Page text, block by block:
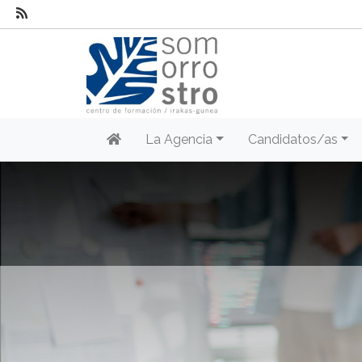
La Agencia Candidatos/as